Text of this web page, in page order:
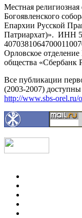
Местная
Богоявленского
Епархии Русской
Патриархат)». ИНН
Орловское
общества «Сбербанк
Все публикации
(2003-2007) доступны
http://www.sbs-orel.ru/